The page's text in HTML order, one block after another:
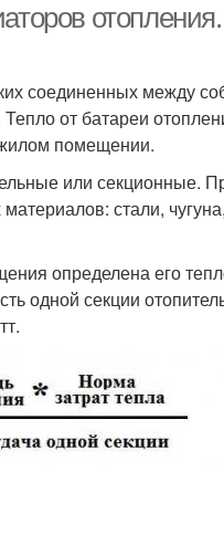
соединенных между
от батареи
помещении.
или секционные.
стали,
определена его
одной секции